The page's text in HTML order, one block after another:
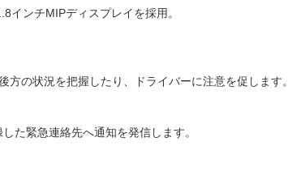
インチMIPディスプレイを採用。
の状況を把握したり、ドライバーに注意を促します。
た緊急連絡先へ通知を発信します。